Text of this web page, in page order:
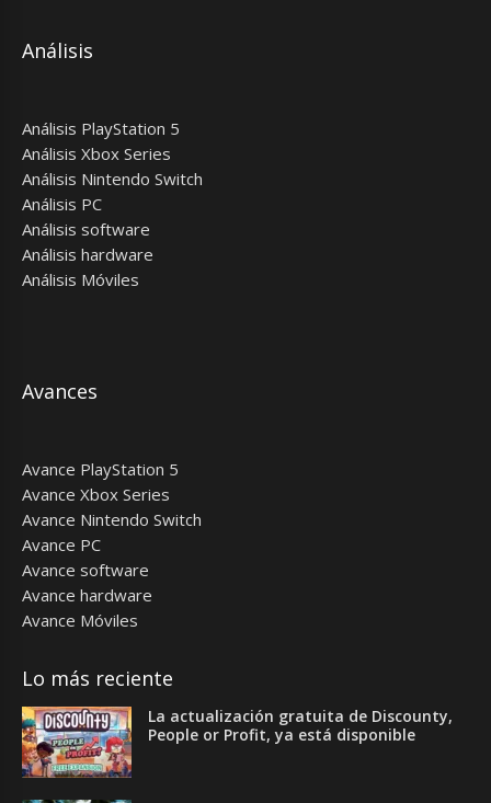
Análisis
Análisis PlayStation 5
Análisis Xbox Series
Análisis Nintendo Switch
Análisis PC
Análisis software
Análisis hardware
Análisis Móviles
Avances
Avance PlayStation 5
Avance Xbox Series
Avance Nintendo Switch
Avance PC
Avance software
Avance hardware
Avance Móviles
Lo más reciente
La actualización gratuita de Discounty,
People or Profit, ya está disponible